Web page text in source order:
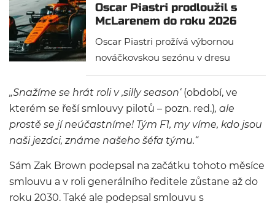
do roku 2027.
Oscar Piastri prodloužil s
McLarenem do roku 2026
Oscar Piastri prožívá výbornou
nováčkovskou sezónu v dresu
papájového týmu z Wokingu.
McLaren proto nezahálel a svého
jezdce si pojistil až do konce
sezóny 2026.
„Snažíme se hrát roli v ‚silly season‘(období, ve
kterém se řeší smlouvy pilotů – pozn. red.), ale
prostě se jí neúčastníme! Tým F1, my víme, kdo jsou
naši jezdci, známe našeho šéfa týmu.“
Sám Zak Brown podepsal na začátku tohoto měsíce
smlouvu a v roli generálního ředitele zůstane až do
roku 2030. Také ale podepsal smlouvu s